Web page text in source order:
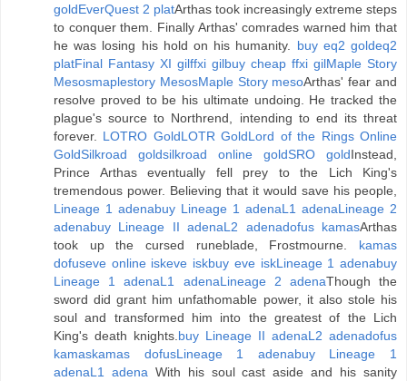
goldEverQuest 2 platArthas took increasingly extreme steps
to conquer them. Finally Arthas' comrades warned him that
he was losing his hold on his humanity. buy eq2 goldeq2
platFinal Fantasy XI gilffxi gilbuy cheap ffxi gilMaple Story
Mesosmaplestory MesosMaple Story mesoArthas' fear and
resolve proved to be his ultimate undoing. He tracked the
plague's source to Northrend, intending to end its threat
forever. LOTRO GoldLOTR GoldLord of the Rings Online
GoldSilkroad goldsilkroad online goldSRO goldInstead,
Prince Arthas eventually fell prey to the Lich King's
tremendous power. Believing that it would save his people,
Lineage 1 adenabuy Lineage 1 adenaL1 adenaLineage 2
adenabuy Lineage II adenaL2 adenadofus kamasArthas
took up the cursed runeblade, Frostmourne. kamas
dofuseve online iskeve iskbuy eve iskLineage 1 adenabuy
Lineage 1 adenaL1 adenaLineage 2 adenaThough the
sword did grant him unfathomable power, it also stole his
soul and transformed him into the greatest of the Lich
King's death knights.buy Lineage II adenaL2 adenadofus
kamaskamas dofusLineage 1 adenabuy Lineage 1
adenaL1 adenaWith his soul cast aside and his sanity